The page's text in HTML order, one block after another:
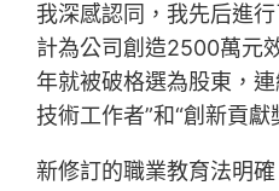
我深感認同，我先后進
計為公司創造2500萬元
年就被破格選為股東，
技術工作者”和“創新貢獻
新修訂的職業教育法明